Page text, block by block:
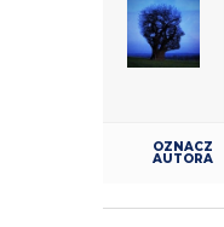
OZNACZ
AUTORA